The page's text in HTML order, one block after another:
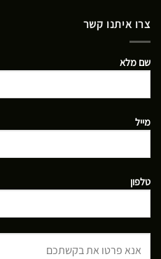
צרו איתנו קשר
שם מלא
מייל
טלפון